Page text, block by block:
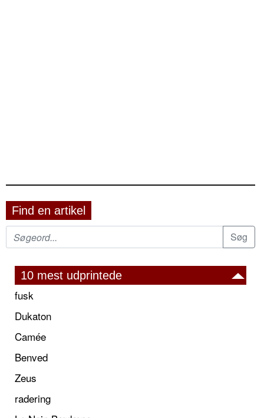
Find en artikel
10 mest udprintede
fusk
Dukaton
Camée
Benved
Zeus
radering